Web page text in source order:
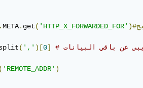
.META. get( 'HTTP_X_FORWARDED_FOR'
( ',' )[0]
عن باقي البيانات
( 'REMOTE_ADDR' )